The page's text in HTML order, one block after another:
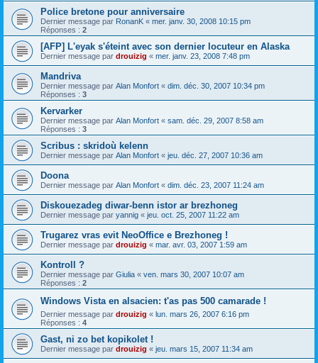
Police bretone pour anniversaire
Dernier message par RonanK « mer. janv. 30, 2008 10:15 pm
Réponses : 2
[AFP] L'eyak s'éteint avec son dernier locuteur en Alaska
Dernier message par drouizig « mer. janv. 23, 2008 7:48 pm
Mandriva
Dernier message par Alan Monfort « dim. déc. 30, 2007 10:34 pm
Réponses : 3
Kervarker
Dernier message par Alan Monfort « sam. déc. 29, 2007 8:58 am
Réponses : 3
Scribus : skridoù kelenn
Dernier message par Alan Monfort « jeu. déc. 27, 2007 10:36 am
Doona
Dernier message par Alan Monfort « dim. déc. 23, 2007 11:24 am
Diskouezadeg diwar-benn istor ar brezhoneg
Dernier message par yannig « jeu. oct. 25, 2007 11:22 am
Trugarez vras evit NeoOffice e Brezhoneg !
Dernier message par drouizig « mar. avr. 03, 2007 1:59 am
Kontroll ?
Dernier message par Giulia « ven. mars 30, 2007 10:07 am
Réponses : 2
Windows Vista en alsacien: t'as pas 500 camarade !
Dernier message par drouizig « lun. mars 26, 2007 6:16 pm
Réponses : 4
Gast, ni zo bet kopikolet !
Dernier message par drouizig « jeu. mars 15, 2007 11:34 am